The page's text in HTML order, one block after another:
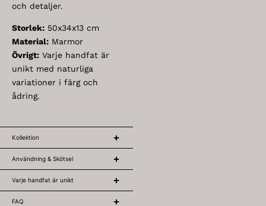
och detaljer.
Storlek: 50x34x13 cm
Material: Marmor
Övrigt: Varje handfat är
unikt med naturliga
variationer i färg och
ådring.
Kollektion
Användning & Skötsel
Varje handfat är unikt
FAQ